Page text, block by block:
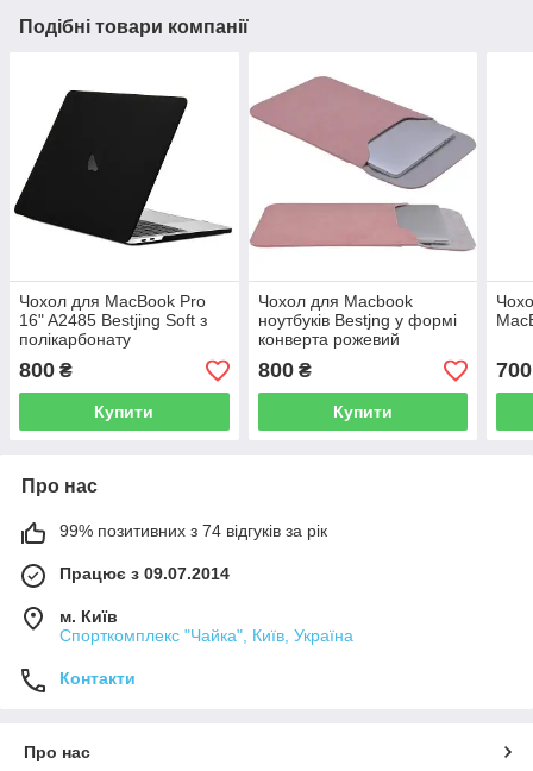
Подібні товари компанії
Чохол для MacBook Pro
16" A2485 Bestjing Soft з
полікарбонату
800 ₴
Купити
Чохол для Macbook
ноутбуків Bestjng у формі
конверта рожевий
800₴
Купити
700
Про нас
99% позитивних з 74 відгуків за рік
Працює з 09.07.2014
м. Київ
Спорткомплекс "Чайка", Київ, Україна
Контакти
Про нас